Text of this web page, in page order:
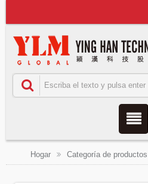
Hogar Categoría de productos